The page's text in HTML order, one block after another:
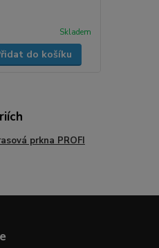
Skladem
do košíku
prkna PROFI